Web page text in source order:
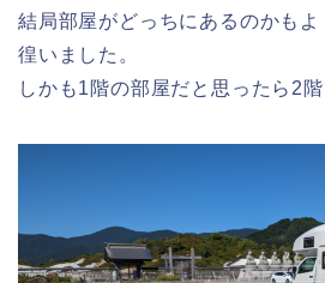
結局部屋がどっちにあるのかも
徨いました。
しかも1階の部屋だと思ったら2